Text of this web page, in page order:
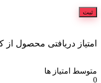
امتیاز دریافتی محصول از
متوسط امتیاز ها
0